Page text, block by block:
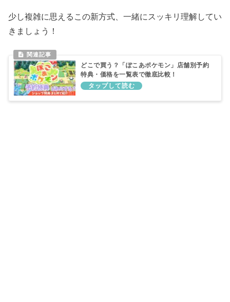
少し複雑に思えるこの新方式、一緒にスッキリ理解してい
きましょう！
どこで買う？「ぽこあポケモン」店舗別予約
特典・価格を一覧表で徹底比較！